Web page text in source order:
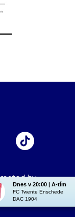
by
Dnes v 20:00 | A-tím
FC Twente Enschede
DAC 1904